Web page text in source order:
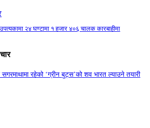
२४ घण्टामा १ हजार ४०६ चालक कारबाहीमा
सगरमाथामा रहेको ‘ग्रीन बुट्स’को शव भारत ल्याउने तयारी